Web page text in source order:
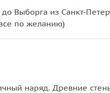
Выборга из Санкт-
по желанию)
наряд. Древние